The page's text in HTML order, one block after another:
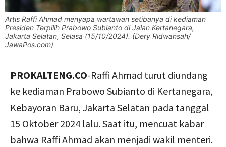
Artis Raffi Ahmad menyapa wartawan setibanya di kediaman
Presiden Terpilih Prabowo Subianto di Jalan Kertanegara,
Jakarta Selatan, Selasa (15/10/2024). (Dery Ridwansah/
JawaPos.com)
PROKALTENG.CO-Raffi Ahmad turut diundang
ke kediaman Prabowo Subianto di Kertanegara,
Kebayoran Baru, Jakarta Selatan pada tanggal
15 Oktober 2024 lalu. Saat itu, mencuat kabar
bahwa Raffi Ahmad akan menjadi wakil menteri.